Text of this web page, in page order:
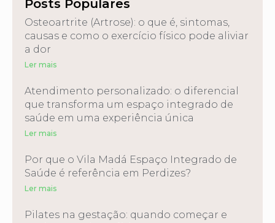
Posts Populares
Osteoartrite (Artrose): o que é, sintomas,
causas e como o exercício físico pode aliviar
a dor
Ler mais
Atendimento personalizado: o diferencial
que transforma um espaço integrado de
saúde em uma experiência única
Ler mais
Por que o Vila Madá Espaço Integrado de
Saúde é referência em Perdizes?
Ler mais
Pilates na gestação: quando começar e